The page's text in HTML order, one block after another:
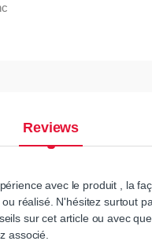
Reviews
avec le produit , la
réalisé. N'hésitez surtout
sur cet article ou avec
associé.